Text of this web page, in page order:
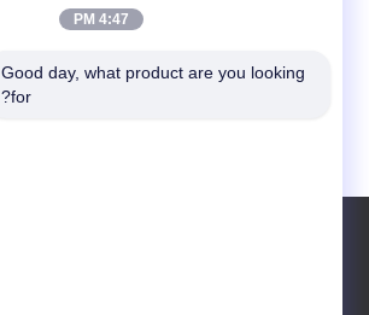
4:47 PM
Good day, what product are you looking
for?